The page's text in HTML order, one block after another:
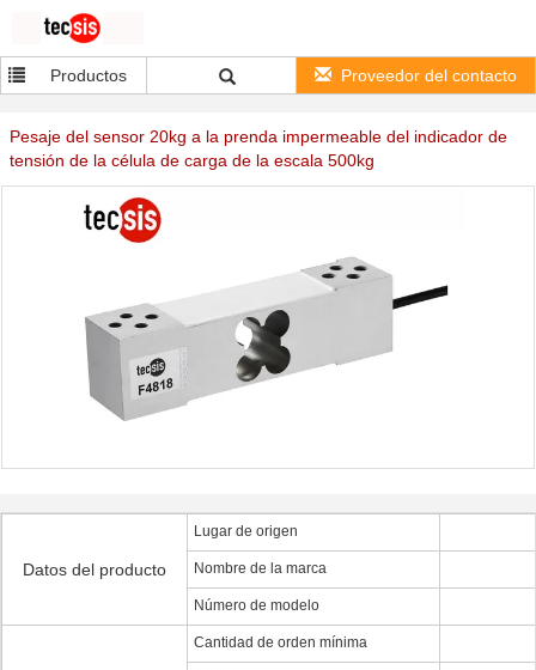
Productos Proveedor del contacto
Pesaje del sensor 20kg a la prenda impermeable del indicador de
tensión de la célula de carga de la escala 500kg
Datos del producto
Lugar de origen
Nombre de la marca
Número de modelo
Cantidad de orden mínima